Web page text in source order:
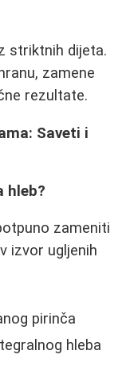
striktnih dijeta.
zamene
rezultate.
Saveti i
hleb?
zameniti
izvor ugljenih
pirinča
hleba